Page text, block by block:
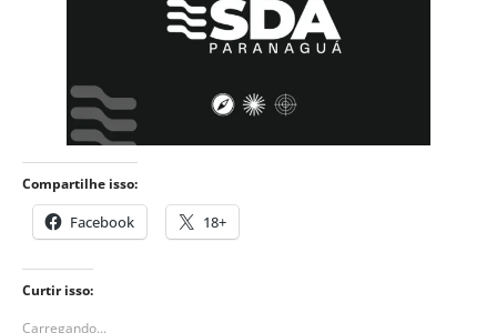
Compartilhe isso:
Facebook 18+
Curtir isso:
Carregando...